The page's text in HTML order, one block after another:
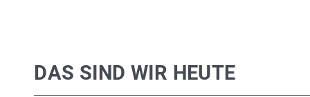
DAS SIND WIR HEUTE